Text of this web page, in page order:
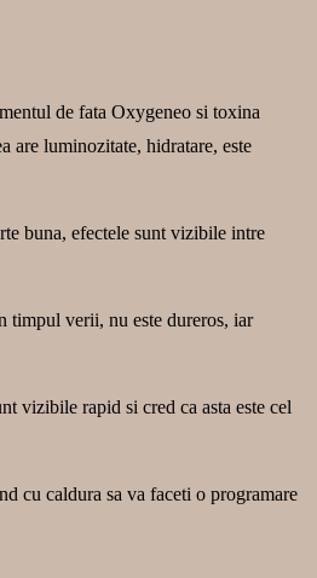
de fata Oxygeneo si toxina
are luminozitate, hidratare, este
buna, efectele sunt vizibile intre
timpul verii, nu este dureros, iar
vizibile rapid si cred ca asta este cel
cu caldura sa va faceti o programare